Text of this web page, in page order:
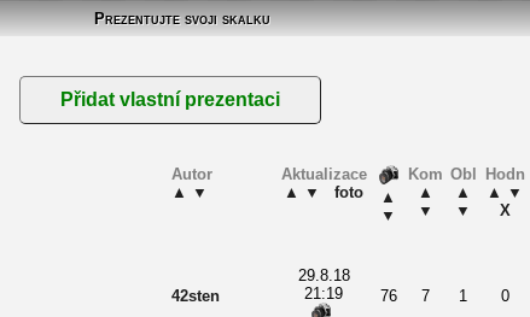
Prezentujte svoji skalku
Autor
▲ ▼
Aktualizace
▲ ▼ foto
▲
▼
Kom
▲
▼
Obl
▲
▼
Hodn
▲ ▼
X
42sten
29.8.18
21:19
76 7 1 0